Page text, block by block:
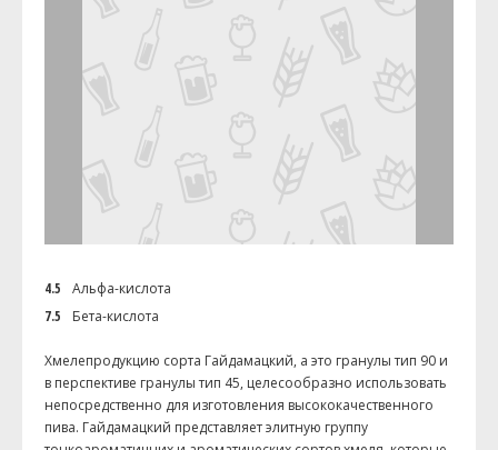
4.5
Альфа-кислота
7.5
Бета-кислота
Хмелепродукцию сорта Гайдамацкий, а это гранулы тип 90 и
в перспективе гранулы тип 45, целесообразно использовать
непосредственно для изготовления высококачественного
пива. Гайдамацкий представляет элитную группу